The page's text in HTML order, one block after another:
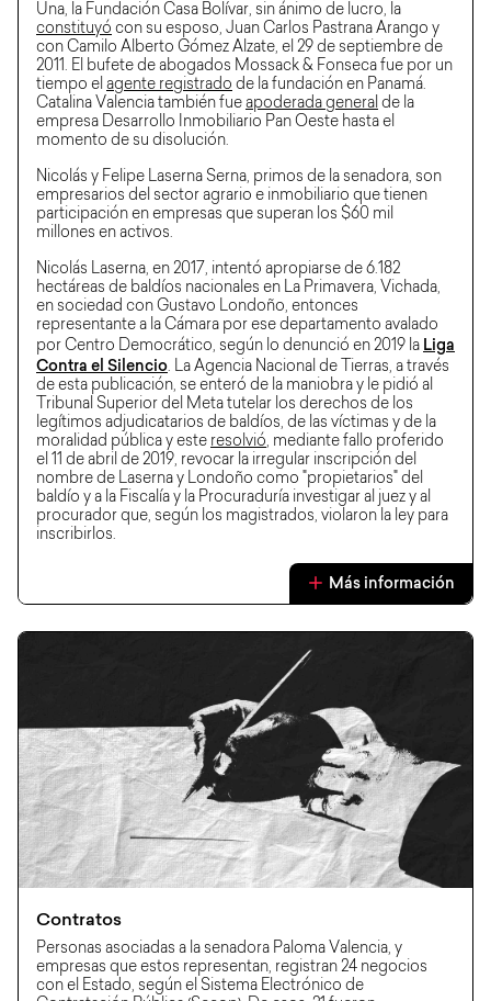
Una, la Fundación Casa Bolívar, sin ánimo de lucro, la
constituyó con su esposo, Juan Carlos Pastrana Arango y
con Camilo Alberto Gómez Alzate, el 29 de septiembre de
2011. El bufete de abogados Mossack & Fonseca fue por un
tiempo el agente registrado de la fundación en Panamá.
Catalina Valencia también fue apoderada general de la
empresa Desarrollo Inmobiliario Pan Oeste hasta el
momento de su disolución.
Nicolás y Felipe Laserna Serna, primos de la senadora, son
empresarios del sector agrario e inmobiliario que tienen
participación en empresas que superan los $60 mil
millones en activos.
Nicolás Laserna, en 2017, intentó apropiarse de 6.182
hectáreas de baldíos nacionales en La Primavera, Vichada,
en sociedad con Gustavo Londoño, entonces
representante a la Cámara por ese departamento avalado
por Centro Democrático, según lo denunció en 2019 la Liga
Contra el Silencio. La Agencia Nacional de Tierras, a través
de esta publicación, se enteró de la maniobra y le pidió al
Tribunal Superior del Meta tutelar los derechos de los
legítimos adjudicatarios de baldíos, de las víctimas y de la
moralidad pública y este resolvió, mediante fallo proferido
el 11 de abril de 2019, revocar la irregular inscripción del
nombre de Laserna y Londoño como "propietarios" del
baldío y a la Fiscalía y la Procuraduría investigar al juez y al
procurador que, según los magistrados, violaron la ley para
inscribirlos.
Más información
Contratos
Personas asociadas a la senadora Paloma Valencia, y
empresas que estos representan, registran 24 negocios
con el Estado, según el Sistema Electrónico de